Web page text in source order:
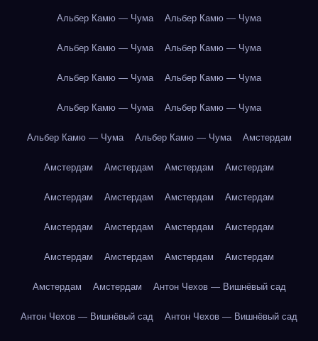
Альбер Камю — Чума Альбер Камю — Чума
Альбер Камю — Чума Альбер Камю — Чума
Альбер Камю — Чума Альбер Камю — Чума
Альбер Камю — Чума Альбер Камю — Чума
Альбер Камю — Чума Альбер Камю — Чума Амстердам
Амстердам Амстердам Амстердам Амстердам
Амстердам Амстердам Амстердам Амстердам
Амстердам Амстердам Амстердам Амстердам
Амстердам Амстердам Амстердам Амстердам
Амстердам Амстердам Антон Чехов — Вишнёвый сад
Антон Чехов — Вишнёвый сад Антон Чехов — Вишнёвый сад